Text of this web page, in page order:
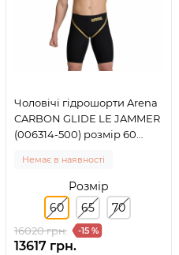
Чоловічі гідрошорти Arena
CARBON GLIDE LE JAMMER
(006314-500) розмір 60
Немає в наявності
Розмір
60
65 70
16020 грн. -15 %
13617 грн.